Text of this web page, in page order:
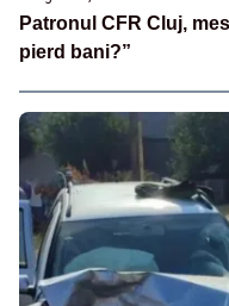
Patronul CFR Cluj,
pierd bani?”